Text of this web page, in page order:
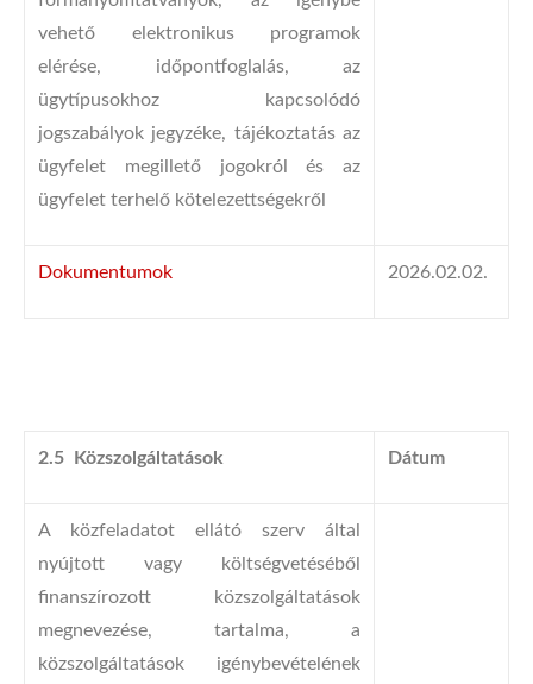
vehető elektronikus programok
elérése, időpontfoglalás, az
ügytípusokhoz kapcsolódó
jogszabályok jegyzéke, tájékoztatás az
ügyfelet megillető jogokról és az
ügyfelet terhelő kötelezettségekről
Dokumentumok 2026.02.02.
2.5 Közszolgáltatások Dátum
A közfeladatot ellátó szerv által
nyújtott vagy költségvetéséből
finanszírozott közszolgáltatások
megnevezése, tartalma, a
közszolgáltatások igénybevételének